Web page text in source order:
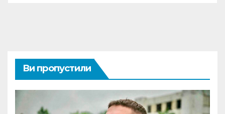
Ви пропустили